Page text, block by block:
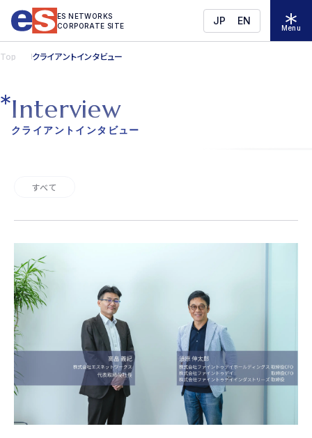
ES NETWORKS
CORPORATE SITE
JP EN
Menu
Top クライアントインタビュー
Interview
クライアントインタビュー
すべて